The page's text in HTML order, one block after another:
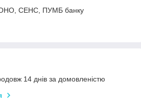
СЕНС, ПУМБ банку
14 днів за домовленістю